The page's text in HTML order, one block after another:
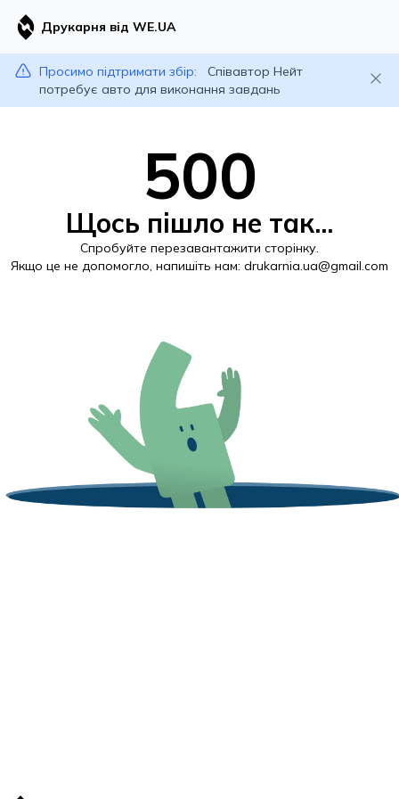
Друкарня від WE.UA
Просимо підтримати збір:
Співавтор Нейт
потребує авто для виконання завдань
500
Щось пішло не так...
Спробуйте перезавантажити сторінку.
Якщо це не допомогло, напишіть нам: drukarnia.ua@gmail.com